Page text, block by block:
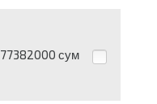
77382000 сум